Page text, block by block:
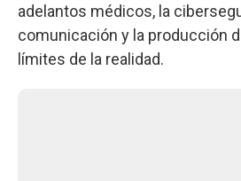
adelantos médicos, la
comunicación y la producción
límites de la realidad.